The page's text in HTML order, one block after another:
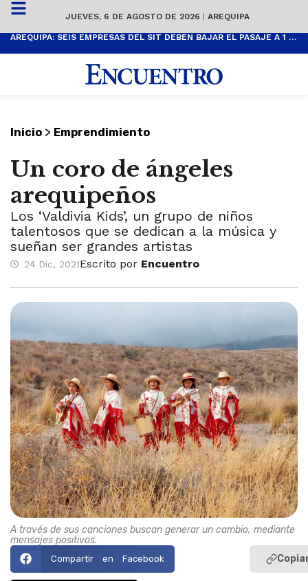
JUEVES, 6 DE AGOSTO DE 2026 | AREQUIPA
AREQUIPA: SEIS EMPRESAS DEL SIT DEBEN BAJAR EL PASAJE A 1 SOL
Inicio > Emprendimiento
Un coro de ángeles
arequipeños
Los ‘Valdivia Kids’, un grupo de niños
talentosos que se dedican a la música y
sueñan ser grandes artistas
24 Dic, 2021Escrito por Encuentro
A través de sus canciones buscan generar un cambio, mediante
mensajes positivos.
Compartir en Facebook